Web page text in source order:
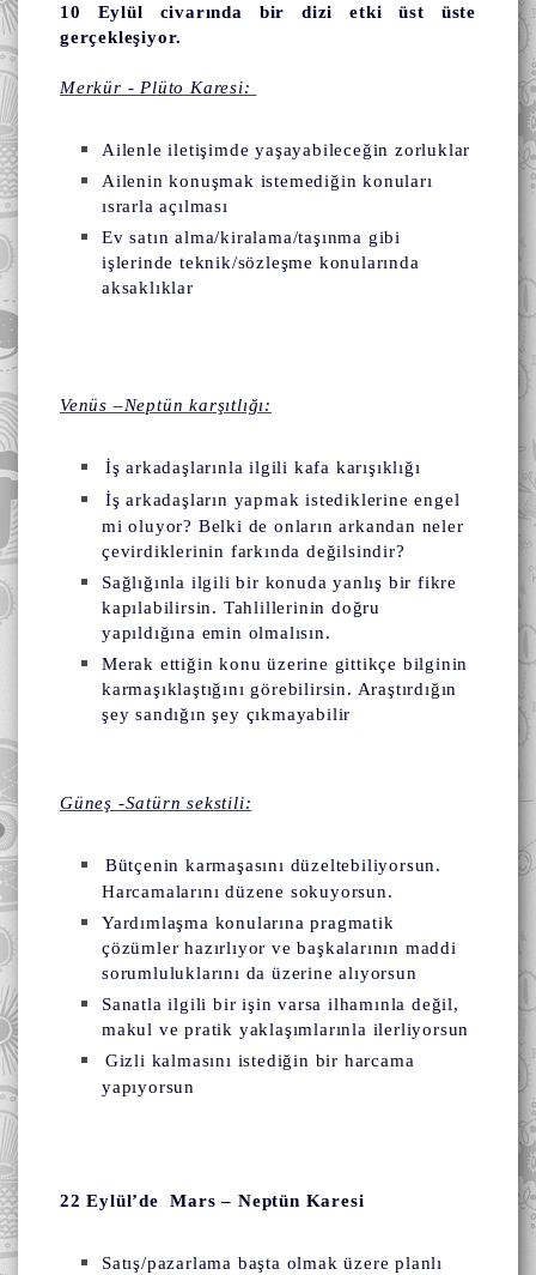
10 Eylül civarında bir dizi etki üst üste
gerçekleşiyor.
Merkür - Plüto Karesi:
Ailenle iletişimde yaşayabileceğin zorluklar
Ailenin konuşmak istemediğin konuları
ısrarla açılması
Ev satın alma/kiralama/taşınma gibi
işlerinde teknik/sözleşme konularında
aksaklıklar
Venüs –Neptün karşıtlığı:
İş arkadaşlarınla ilgili kafa karışıklığı
İş arkadaşların yapmak istediklerine engel
mi oluyor? Belki de onların arkandan neler
çevirdiklerinin farkında değilsindir?
Sağlığınla ilgili bir konuda yanlış bir fikre
kapılabilirsin. Tahlillerinin doğru
yapıldığına emin olmalısın.
Merak ettiğin konu üzerine gittikçe bilginin
karmaşıklaştığını görebilirsin. Araştırdığın
şey sandığın şey çıkmayabilir
Güneş -Satürn sekstili:
Bütçenin karmaşasını düzeltebiliyorsun.
Harcamalarını düzene sokuyorsun.
Yardımlaşma konularına pragmatik
çözümler hazırlıyor ve başkalarının maddi
sorumluluklarını da üzerine alıyorsun
Sanatla ilgili bir işin varsa ilhamınla değil,
makul ve pratik yaklaşımlarınla ilerliyorsun
Gizli kalmasını istediğin bir harcama
yapıyorsun
22 Eylül’de Mars – Neptün Karesi
Satış/pazarlama başta olmak üzere planlı